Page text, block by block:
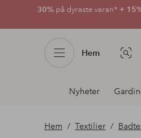
30% på dyraste varan* +
Hem Bildsök
Avdelnings
navigation
Nyheter
Hem Textilier